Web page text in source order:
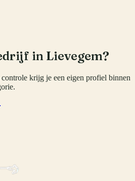
in Lievegem?
krijg je een eigen profiel binnen